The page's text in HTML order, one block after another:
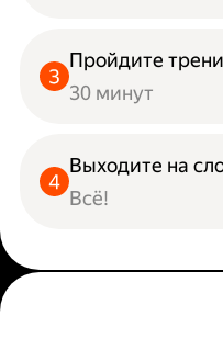
Пройдите
30 минут
Выходите на
Всё!